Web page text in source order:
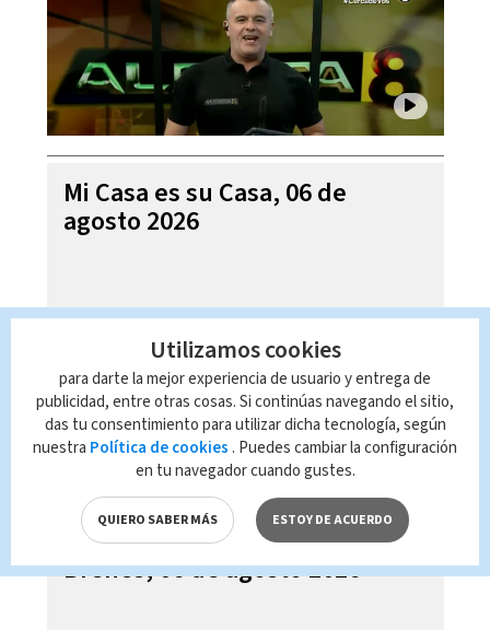
Mi Casa es su Casa, 06 de
agosto 2026
Telediario En Directo con Paula
Brenes, 06 de agosto 2026
Utilizamos cookies
para darte la mejor experiencia de usuario y entrega de
publicidad, entre otras cosas. Si continúas navegando el sitio,
das tu consentimiento para utilizar dicha tecnología, según
nuestra Política de cookies . Puedes cambiar la configuración
en tu navegador cuando gustes.
QUIERO SABER MÁS ESTOY DE ACUERDO